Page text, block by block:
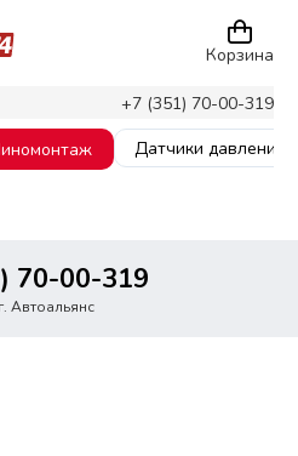
+7 (351) 70-00-319
Корзина
Датчики давления
70-00-319
Автоальянс